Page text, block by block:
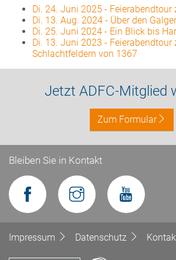
Di. 24. Juni 2025 - Feierabendtour
Di. 13. Aug. 2024 - Über den
Di. 25. Juni 2024 - Ein Blick bis
Di. 13. Juni 2023 - Feierabendtour
Schlachtfeldern von 1367
Jetzt ADFC-Mitglied
Zum Formular
Bleiben Sie in Kontakt
Impressum Datenschutz